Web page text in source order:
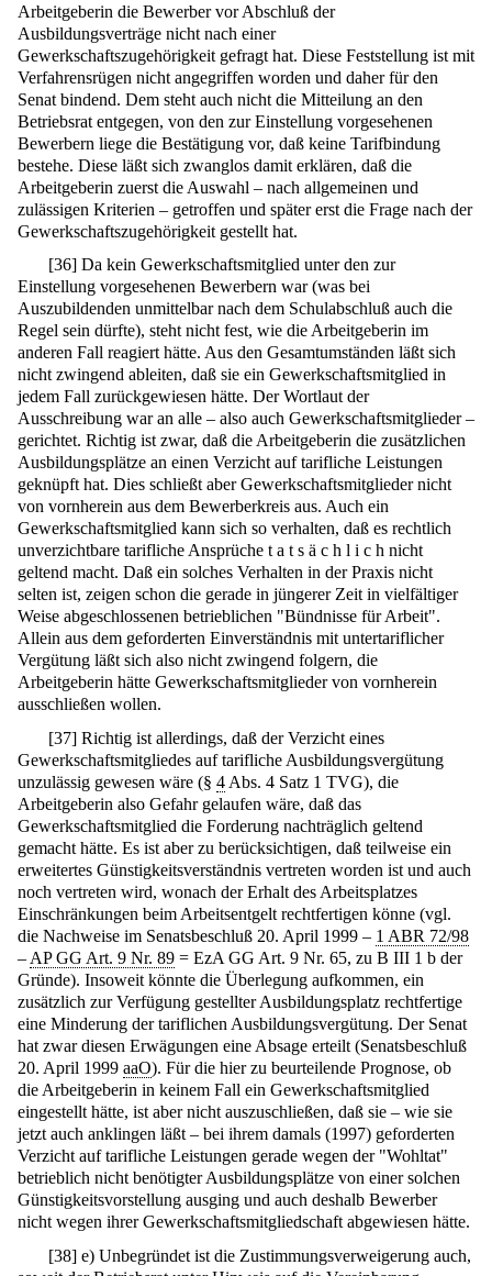
Arbeitgeberin die Bewerber vor Abschluß der
Ausbildungsverträge nicht nach einer
Gewerkschaftszugehörigkeit gefragt hat. Diese Feststellung ist mit
Verfahrensrügen nicht angegriffen worden und daher für den
Senat bindend. Dem steht auch nicht die Mitteilung an den
Betriebsrat entgegen, von den zur Einstellung vorgesehenen
Bewerbern liege die Bestätigung vor, daß keine Tarifbindung
bestehe. Diese läßt sich zwanglos damit erklären, daß die
Arbeitgeberin zuerst die Auswahl – nach allgemeinen und
zulässigen Kriterien – getroffen und später erst die Frage nach der
Gewerkschaftszugehörigkeit gestellt hat.
[36] Da kein Gewerkschaftsmitglied unter den zur
Einstellung vorgesehenen Bewerbern war (was bei
Auszubildenden unmittelbar nach dem Schulabschluß auch die
Regel sein dürfte), steht nicht fest, wie die Arbeitgeberin im
anderen Fall reagiert hätte. Aus den Gesamtumständen läßt sich
nicht zwingend ableiten, daß sie ein Gewerkschaftsmitglied in
jedem Fall zurückgewiesen hätte. Der Wortlaut der
Ausschreibung war an alle – also auch Gewerkschaftsmitglieder –
gerichtet. Richtig ist zwar, daß die Arbeitgeberin die zusätzlichen
Ausbildungsplätze an einen Verzicht auf tarifliche Leistungen
geknüpft hat. Dies schließt aber Gewerkschaftsmitglieder nicht
von vornherein aus dem Bewerberkreis aus. Auch ein
Gewerkschaftsmitglied kann sich so verhalten, daß es rechtlich
unverzichtbare tarifliche Ansprüche t a t s ä c h l i c h nicht
geltend macht. Daß ein solches Verhalten in der Praxis nicht
selten ist, zeigen schon die gerade in jüngerer Zeit in vielfältiger
Weise abgeschlossenen betrieblichen "Bündnisse für Arbeit".
Allein aus dem geforderten Einverständnis mit untertariflicher
Vergütung läßt sich also nicht zwingend folgern, die
Arbeitgeberin hätte Gewerkschaftsmitglieder von vornherein
ausschließen wollen.
[37] Richtig ist allerdings, daß der Verzicht eines
Gewerkschaftsmitgliedes auf tarifliche Ausbildungsvergütung
unzulässig gewesen wäre (§ 4 Abs. 4 Satz 1 TVG), die
Arbeitgeberin also Gefahr gelaufen wäre, daß das
Gewerkschaftsmitglied die Forderung nachträglich geltend
gemacht hätte. Es ist aber zu berücksichtigen, daß teilweise ein
erweitertes Günstigkeitsverständnis vertreten worden ist und auch
noch vertreten wird, wonach der Erhalt des Arbeitsplatzes
Einschränkungen beim Arbeitsentgelt rechtfertigen könne (vgl.
die Nachweise im Senatsbeschluß 20. April 1999 – 1 ABR 72/98
– AP GG Art. 9 Nr. 89 = EzA GG Art. 9 Nr. 65, zu B III 1 b der
Gründe). Insoweit könnte die Überlegung aufkommen, ein
zusätzlich zur Verfügung gestellter Ausbildungsplatz rechtfertige
eine Minderung der tariflichen Ausbildungsvergütung. Der Senat
hat zwar diesen Erwägungen eine Absage erteilt (Senatsbeschluß
20. April 1999 aaO). Für die hier zu beurteilende Prognose, ob
die Arbeitgeberin in keinem Fall ein Gewerkschaftsmitglied
eingestellt hätte, ist aber nicht auszuschließen, daß sie – wie sie
jetzt auch anklingen läßt – bei ihrem damals (1997) geforderten
Verzicht auf tarifliche Leistungen gerade wegen der "Wohltat"
betrieblich nicht benötigter Ausbildungsplätze von einer solchen
Günstigkeitsvorstellung ausging und auch deshalb Bewerber
nicht wegen ihrer Gewerkschaftsmitgliedschaft abgewiesen hätte.
[38] e) Unbegründet ist die Zustimmungsverweigerung auch,